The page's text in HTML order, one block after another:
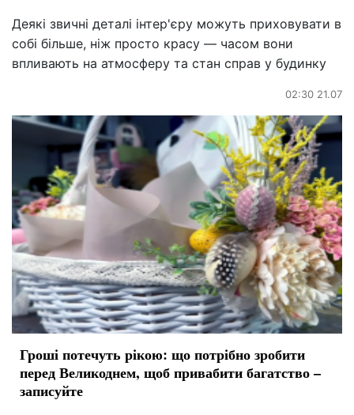
Деякі звичні деталі інтер'єру можуть приховувати в
собі більше, ніж просто красу — часом вони
впливають на атмосферу та стан справ у будинку
02:30 21.07
Гроші потечуть рікою: що потрібно зробити
перед Великоднем, щоб привабити багатство –
записуйте